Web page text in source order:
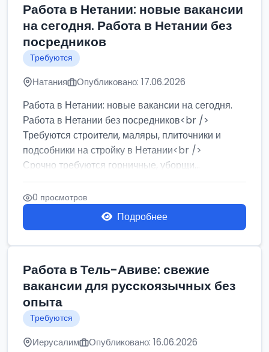
Работа в Нетании: новые вакансии
на сегодня. Работа в Нетании без
посредников
Требуются
Натания Опубликовано: 17.06.2026
Работа в Нетании: новые вакансии на сегодня.
Работа в Нетании без посредников<br />
Требуются строители, маляры, плиточники и
подсобники на стройку в Нетании<br />
Срочно требуются горничные, уборщи...
0 просмотров
Подробнее
Работа в Тель-Авиве: свежие
вакансии для русскоязычных без
опыта
Требуются
Иерусалим Опубликовано: 16.06.2026